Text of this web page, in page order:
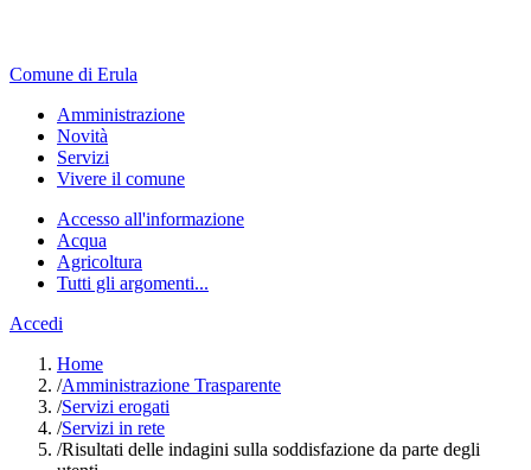
Comune di Erula
Amministrazione
Novità
Servizi
Vivere il comune
Accesso all'informazione
Acqua
Agricoltura
Tutti gli argomenti...
Accedi
Home
/Amministrazione Trasparente
/Servizi erogati
/Servizi in rete
/Risultati delle indagini sulla soddisfazione da parte degli